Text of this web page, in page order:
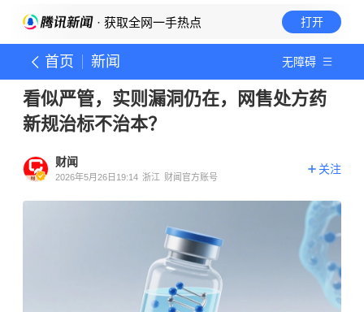
· 获取全网一手热点 打开
首页 新闻 无障碍
看似严管，实则漏洞仍在，网售处方药
新规治标不治本？
财闻
2026年5月26日19:14 浙江 财闻官方账号
关注